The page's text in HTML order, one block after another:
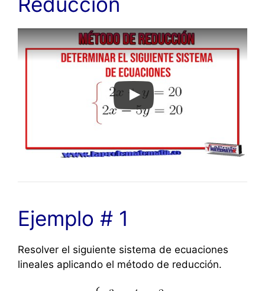
Ejemplo # 1
Resolver el siguiente sistema de ecuaciones
lineales aplicando el método de reducción.